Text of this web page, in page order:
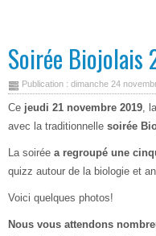
Soirée Biojolais
Publication : dimanche 24
Ce jeudi 21 novembre 2019,
avec la traditionnelle soirée
La soirée a regroupé une
quizz autour de la biologie et
Voici quelques photos!
Nous vous attendons